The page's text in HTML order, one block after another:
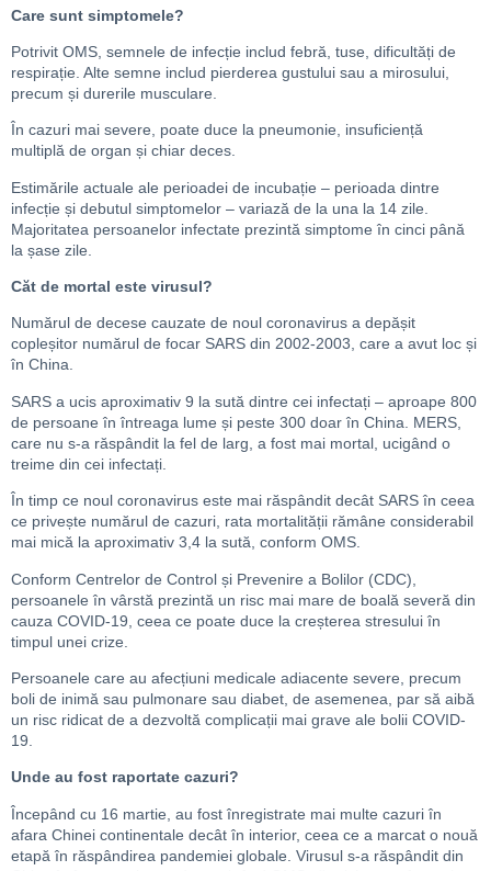
Care sunt simptomele?
Potrivit OMS, semnele de infecție includ febră, tuse, dificultăți de
respirație. Alte semne includ pierderea gustului sau a mirosului,
precum și durerile musculare.
În cazuri mai severe, poate duce la pneumonie, insuficiență
multiplă de organ și chiar deces.
Estimările actuale ale perioadei de incubație – perioada dintre
infecție și debutul simptomelor – variază de la una la 14 zile.
Majoritatea persoanelor infectate prezintă simptome în cinci până
la șase zile.
Căt de mortal este virusul?
Numărul de decese cauzate de noul coronavirus a depășit
copleșitor numărul de focar SARS din 2002-2003, care a avut loc și
în China.
SARS a ucis aproximativ 9 la sută dintre cei infectați – aproape 800
de persoane în întreaga lume și peste 300 doar în China. MERS,
care nu s-a răspândit la fel de larg, a fost mai mortal, ucigând o
treime din cei infectați.
În timp ce noul coronavirus este mai răspândit decât SARS în ceea
ce privește numărul de cazuri, rata mortalității rămâne considerabil
mai mică la aproximativ 3,4 la sută, conform OMS.
Conform Centrelor de Control și Prevenire a Bolilor (CDC),
persoanele în vârstă prezintă un risc mai mare de boală severă din
cauza COVID-19, ceea ce poate duce la creșterea stresului în
timpul unei crize.
Persoanele care au afecțiuni medicale adiacente severe, precum
boli de inimă sau pulmonare sau diabet, de asemenea, par să aibă
un risc ridicat de a dezvoltă complicații mai grave ale bolii COVID-
19.
Unde au fost raportate cazuri?
Începând cu 16 martie, au fost înregistrate mai multe cazuri în
afara Chinei continentale decât în ​​interior, ceea ce a marcat o nouă
etapă în răspândirea pandemiei globale. Virusul s-a răspândit din